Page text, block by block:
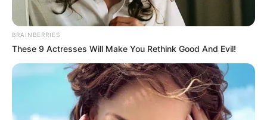
BRAINBERRIES
These 9 Actresses Will Make You Rethink Good And Evil!